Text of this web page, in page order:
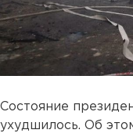
Состояние
ухудшилось. Об